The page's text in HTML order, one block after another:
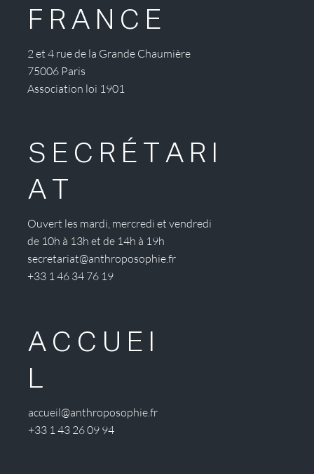
FRANCE
2 et 4 rue de la Grande Chaumière
75006 Paris
Association loi 1901
SECRÉTARI
AT
Ouvert les mardi, mercredi et vendredi
de 10h à 13h et de 14h à 19h
secretariat@anthroposophie.fr
+33 1 46 34 76 19
ACCUEI
L
accueil@anthroposophie.fr
+33 1 43 26 09 94